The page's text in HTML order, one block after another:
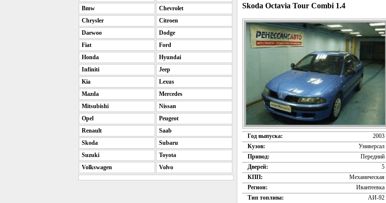
Skoda Octavia Tour Combi 1.4
Год выпуска:
2003
Кузов:
Универсал
Привод:
Передний
Дверей:
5
КПП:
Механическая
Регион:
Ивантеевка
Тип топлива:
АИ-92
Bmw
Chevrolet
Chrysler
Citroen
Daewoo
Dodge
Fiat
Ford
Honda
Hyundai
Infiniti
Jeep
Kia
Lexus
Mazda
Mercedes
Mitsubishi
Nissan
Opel
Peugeot
Renault
Saab
Skoda
Subaru
Suzuki
Toyota
Volkswagen
Volvo